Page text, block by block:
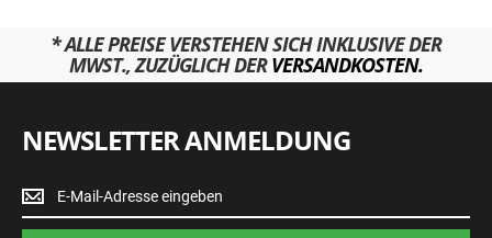
* ALLE PREISE VERSTEHEN SICH INKLUSIVE DER
MWST., ZUZÜGLICH DERVERSANDKOSTEN.
NEWSLETTER ANMELDUNG
Newsletter
Anmeldung